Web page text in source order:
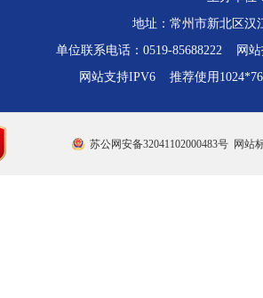
地址：常州市新北区
单位联系电话：0519-85688222 网站
网站支持IPV6 推荐使用
苏公网安备32041102000483号 网站